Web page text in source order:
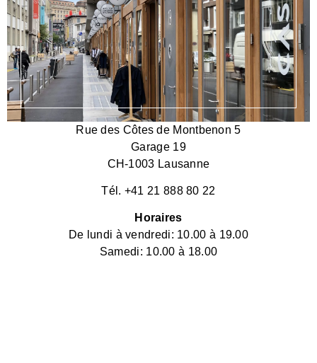
Rue des Côtes de Montbenon 5
Garage 19
CH-1003 Lausanne
Tél. +41 21 888 80 22
Horaires
De lundi à vendredi: 10.00 à 19.00
Samedi: 10.00 à 18.00